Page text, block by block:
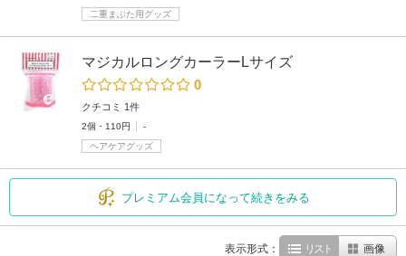
二重まぶた用グッズ
マジカルロングカーラーLサイズ
0
クチコミ 1件
2個・110円
-
ヘアケアグッズ
プレミアム会員になって続きをみる
表示形式： リスト 画像